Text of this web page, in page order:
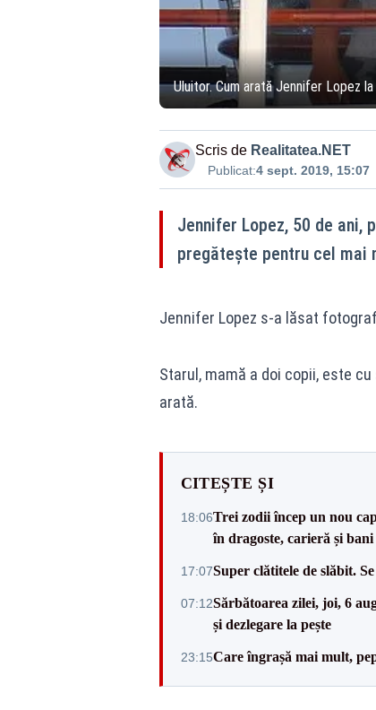
Uluitor. Cum arată Jennifer Lopez
Scris de Realitatea.NET
Publicat:4 sept. 2019, 15:07
Jennifer Lopez, 50 de ani,
pregătește pentru cel mai
Jennifer Lopez s-a lăsat
Starul, mamă a doi copii, este
arată.
CITEȘTE ȘI
18:06Trei zodii încep un nou
în dragoste, carieră și bani
17:07Super clătitele de slăbit.
07:12Sărbătoarea zilei, joi, 6
și dezlegare la pește
23:15Care îngrașă mai mult,